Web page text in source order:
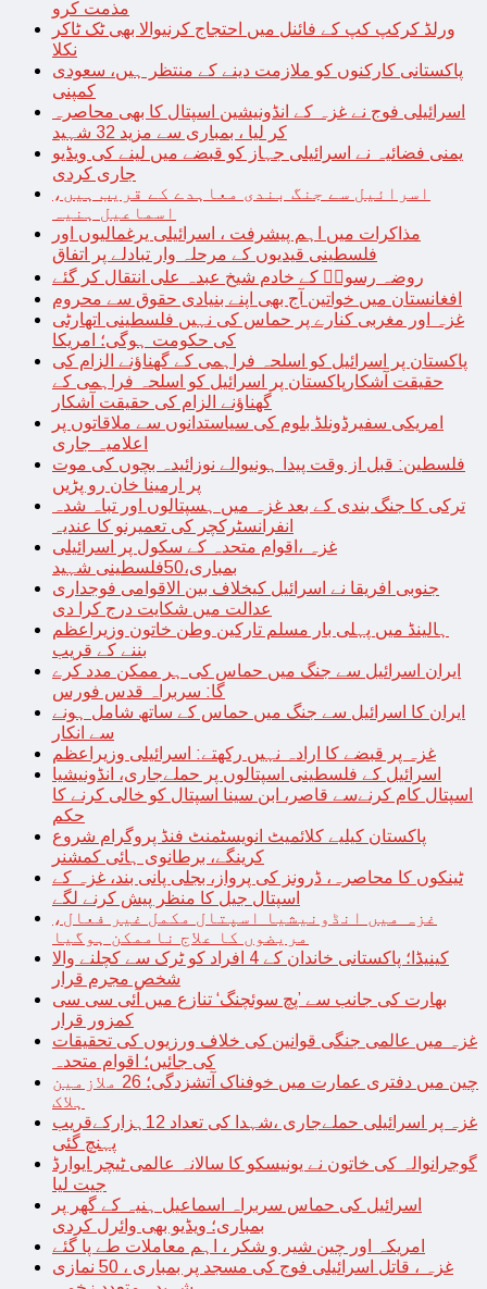
مذمت کرو
ورلڈ کرکپ کپ کے فائنل میں احتجاج کرنیوالا بھی ٹک ٹاکر
نکلا
پاکستانی کارکنوں کو ملازمت دینے کے منتظر ہیں، سعودی
کمپنی
اسرائیلی فوج نے غزہ کے انڈونیشین اسپتال کا بھی محاصرہ
کر لیا ، بمباری سے مزید 32 شہید
یمنی فضائیہ نے اسرائیلی جہاز کو قبضے میں لینے کی ویڈیو
جاری کردی
اسرائیل سے جنگ بندی معاہدے کے قریب ہیں،
اسماعیل ہنیہ
مذاکرات میں اہم پیشرفت ، اسرائیلی یرغمالیوں اور
فلسطینی قیدیوں کے مرحلہ وار تبادلے پر اتفاق
روضہ رسولؐ کے خادم شیخ عبدہ علی انتقال کر گئے
افغانستان میں خواتین آج بھی اپنے بنیادی حقوق سے محروم
غزہ اور مغربی کنارے پر حماس کی نہیں فلسطینی اتھارٹی
کی حکومت ہوگی؛ امریکا
پاکستان پر اسرائیل کو اسلحہ فراہمی کے گھناؤنے الزام کی
حقیقت آشکارپاکستان پر اسرائیل کو اسلحہ فراہمی کے
گھناؤنے الزام کی حقیقت آشکار
امریکی سفیرڈونلڈ بلوم کی سیاستدانوں سے ملاقاتوں پر
اعلامیہ جاری
فلسطین: قبل از وقت پیدا ہونیوالے نوزائیدہ بچوں کی موت
پر ارمینا خان رو پڑیں
ترکی کا جنگ بندی کے بعد غزہ میں ہسپتالوں اور تباہ شدہ
انفرانسٹرکچر کی تعمیرنو کا عندیہ
غزہ ،اقوام متحدہ کے سکول پر اسرائیلی
بمباری،50فلسطینی شہید
جنوبی افریقا نے اسرائیل کیخلاف بین الاقوامی فوجداری
عدالت میں شکایت درج کرا دی
ہالینڈ میں پہلی بار مسلم تارکین وطن خاتون وزیراعظم
بننے کے قریب
ایران اسرائیل سے جنگ میں حماس کی ہر ممکن مدد کرے
گا: سربراہ قدس فورس
ایران کا اسرائیل سے جنگ میں حماس کے ساتھ شامل ہونے
سے انکار
غزہ پر قبضے کا ارادہ نہیں رکھتے: اسرائیلی وزیراعظم
اسرائیل کے فلسطینی اسپتالوں پر حملےجاری، انڈونیشیا
اسپتال کام کرنےسے قاصر، ابن سینا اسپتال کو خالی کرنے کا
حکم
پاکستان کیلیے کلائمیٹ انویسٹمنٹ فنڈ پروگرام شروع
کرینگے، برطانوی ہائی کمشنر
ٹینکوں کا محاصرہ، ڈرونز کی پرواز، بجلی پانی بند، غزہ کے
اسپتال جیل کا منظر پیش کرنے لگے
غزہ میں انڈونیشیا اسپتال مکمل غیر فعال،
مریضوں کا علاج ناممکن ہوگیا
کینیڈا؛ پاکستانی خاندان کے 4 افراد کو ٹرک سے کچلنے والا
شخص مجرم قرار
بھارت کی جانب سے ’پچ سوئچنگ‘ تنازع میں آئی سی سی
کمزور قرار
غزہ میں عالمی جنگی قوانین کی خلاف ورزیوں کی تحقیقات
کی جائیں؛ اقوام متحدہ
چین میں دفتری عمارت میں خوفناک آتشزدگی؛ 26 ملازمین
ہلاک
غزہ پر اسرائیلی حملےجاری ،شہدا کی تعداد 12ہزارکےقریب
پہنچ گئی
گوجرانوالہ کی خاتون نے یونیسکو کا سالانہ عالمی ٹیچر ایوارڈ
جیت لیا
اسرائیل کی حماس سربراہ اسماعیل ہنیہ کے گھر پر
بمباری؛ ویڈیو بھی وائرل کردی
امریکہ اور چین شیر و شکر ، اہم معاملات طے پا گئے
غزہ ، قاتل اسرائیلی فوج کی مسجد پر بمباری ، 50 نمازی